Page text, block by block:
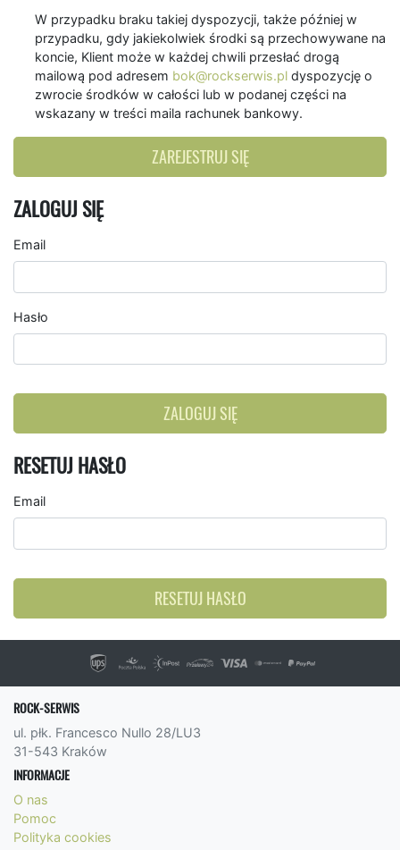
W przypadku braku takiej dyspozycji, także później w
przypadku, gdy jakiekolwiek środki są przechowywane na
koncie, Klient może w każdej chwili przesłać drogą
mailową pod adresem bok@rockserwis.pl dyspozycję o
zwrocie środków w całości lub w podanej części na
wskazany w treści maila rachunek bankowy.
ZAREJESTRUJ SIĘ
ZALOGUJ SIĘ
Email
Hasło
ZALOGUJ SIĘ
RESETUJ HASŁO
Email
RESETUJ HASŁO
ROCK-SERWIS
ul. płk. Francesco Nullo 28/LU3
31-543 Kraków
INFORMACJE
O nas
Pomoc
Polityka cookies